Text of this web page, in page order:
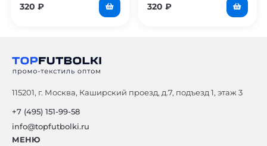
320 ₽ 320 ₽
115201, г. Москва, Каширский проезд, д.7, подъезд 1, этаж 3
+7 (495) 151-99-58
info@topfutbolki.ru
МЕНЮ